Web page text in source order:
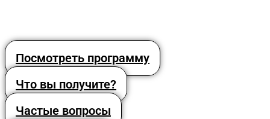
Посмотреть программу
Что вы получите?
Частые вопросы